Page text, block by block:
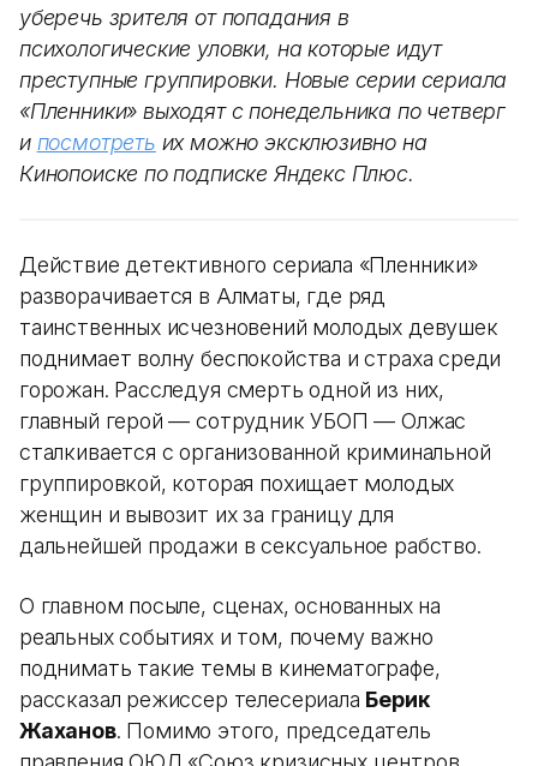
уберечь зрителя от попадания в
психологические уловки, на которые идут
преступные группировки. Новые серии сериала
«Пленники» выходят с понедельника по четверг
и посмотреть их можно эксклюзивно на
Кинопоиске по подписке Яндекс Плюс.
Действие детективного сериала «Пленники»
разворачивается в Алматы, где ряд
таинственных исчезновений молодых девушек
поднимает волну беспокойства и страха среди
горожан. Расследуя смерть одной из них,
главный герой — сотрудник УБОП — Олжас
сталкивается с организованной криминальной
группировкой, которая похищает молодых
женщин и вывозит их за границу для
дальнейшей продажи в сексуальное рабство.
О главном посыле, сценах, основанных на
реальных событиях и том, почему важно
поднимать такие темы в кинематографе,
рассказал режиссер телесериала Берик
Жаханов. Помимо этого, председатель